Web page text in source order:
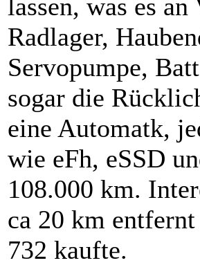
lassen, was es
Radlager,
Servopumpe,
sogar die
eine Automatk,
wie eFh, eSSD
108.000 km.
ca 20 km
732 kaufte.